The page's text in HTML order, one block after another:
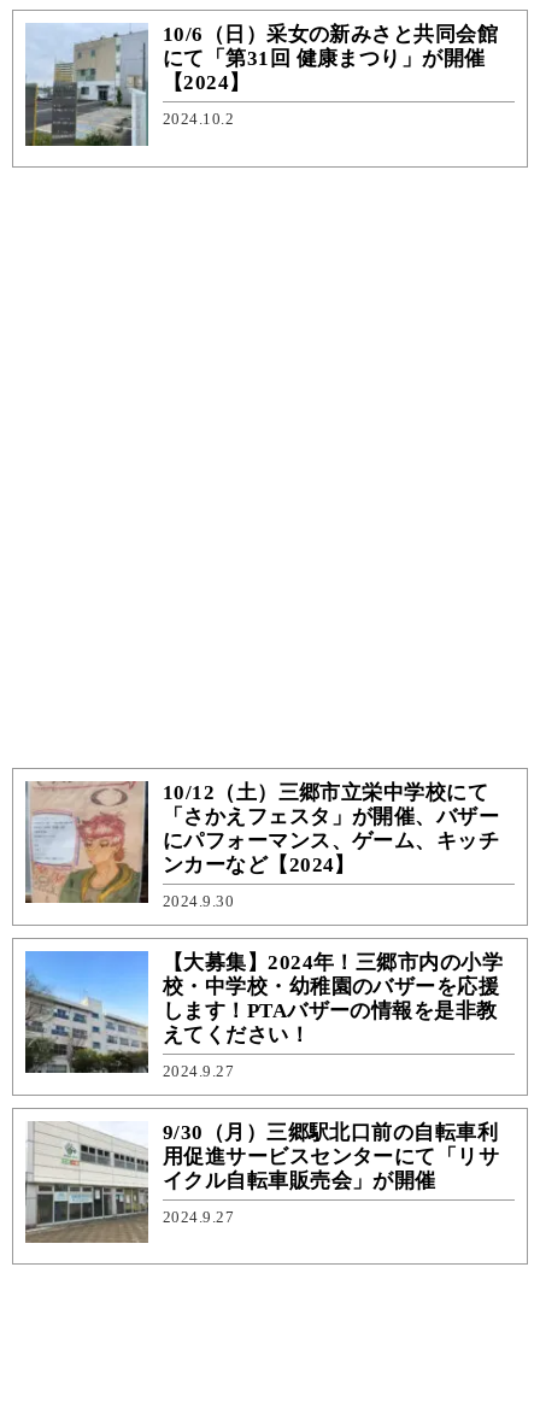
10/6（日）采女の新みさと共同会館
にて「第31回 健康まつり」が開催
【2024】
2024.10.2
10/12（土）三郷市立栄中学校にて
「さかえフェスタ」が開催、バザー
にパフォーマンス、ゲーム、キッチ
ンカーなど【2024】
2024.9.30
【大募集】2024年！三郷市内の小学
校・中学校・幼稚園のバザーを応援
します！PTAバザーの情報を是非教
えてください！
2024.9.27
9/30（月）三郷駅北口前の自転車利
用促進サービスセンターにて「リサ
イクル自転車販売会」が開催
2024.9.27